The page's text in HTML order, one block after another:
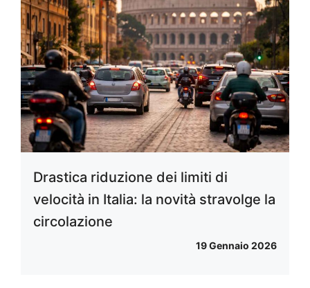
Drastica riduzione dei limiti di
velocità in Italia: la novità stravolge la
circolazione
19 Gennaio 2026